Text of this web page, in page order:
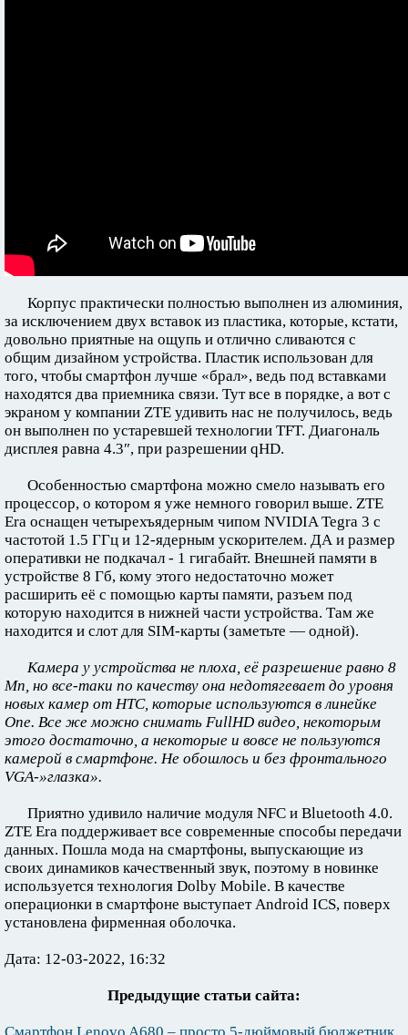
Корпус практически полностью выполнен из алюминия,
за исключением двух вставок из пластика, которые, кстати,
довольно приятные на ощупь и отлично сливаются с
общим дизайном устройства. Пластик использован для
того, чтобы смартфон лучше «брал», ведь под вставками
находятся два приемника связи. Тут все в порядке, а вот с
экраном у компании ZTE удивить нас не получилось, ведь
он выполнен по устаревшей технологии TFT. Диагональ
дисплея равна 4.3″, при разрешении qHD.
Особенностью смартфона можно смело называть его
процессор, о котором я уже немного говорил выше. ZTE
Era оснащен четырехъядерным чипом NVIDIA Tegra 3 с
частотой 1.5 ГГц и 12-ядерным ускорителем. ДА и размер
оперативки не подкачал - 1 гигабайт. Внешней памяти в
устройстве 8 Гб, кому этого недостаточно может
расширить её с помощью карты памяти, разъем под
которую находится в нижней части устройства. Там же
находится и слот для SIM-карты (заметьте — одной).
Камера у устройства не плоха, её разрешение равно 8
Мп, но все-таки по качеству она недотягевает до уровня
новых камер от HTC, которые используются в линейке
One. Все же можно снимать FullHD видео, некоторым
этого достаточно, а некоторые и вовсе не пользуются
камерой в смартфоне. Не обошлось и без фронтального
VGA-»глазка».
Приятно удивило наличие модуля NFC и Bluetooth 4.0.
ZTE Era поддерживает все современные способы передачи
данных. Пошла мода на смартфоны, выпускающие из
своих динамиков качественный звук, поэтому в новинке
используется технология Dolby Mobile. В качестве
операционки в смартфоне выступает Android ICS, поверх
установлена фирменная оболочка.
Дата: 12-03-2022, 16:32
Предыдущие статьи сайта: